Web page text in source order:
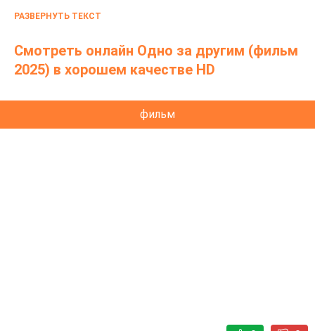
страны.
РАЗВЕРНУТЬ ТЕКСТ
Смотреть онлайн Одно за другим (фильм
2025) в хорошем качестве HD
фильм